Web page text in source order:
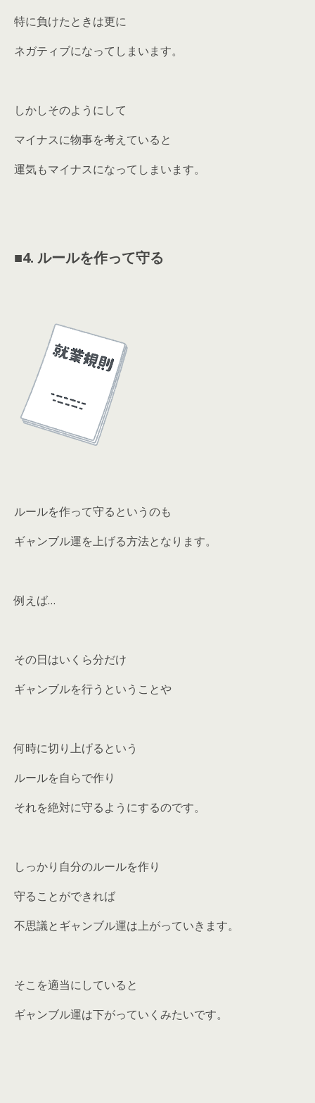
特に負けたときは更に
ネガティブになってしまいます。
しかしそのようにして
マイナスに物事を考えていると
運気もマイナスになってしまいます。
■4. ルールを作って守る
ルールを作って守るというのも
ギャンブル運を上げる方法となります。
例えば…
その日はいくら分だけ
ギャンブルを行うということや
何時に切り上げるという
ルールを自らで作り
それを絶対に守るようにするのです。
しっかり自分のルールを作り
守ることができれば
不思議とギャンブル運は上がっていきます。
そこを適当にしていると
ギャンブル運は下がっていくみたいです。